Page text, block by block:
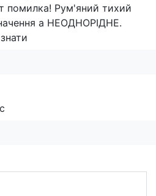
помилка! Рум'яний тихий
а НЕОДНОРІДНЕ.